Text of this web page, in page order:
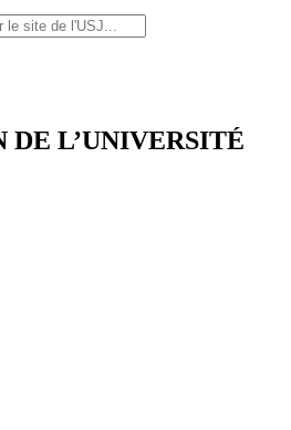
DE L’UNIVERSITÉ